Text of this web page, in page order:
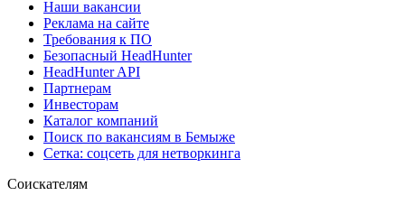
Наши вакансии
Реклама на сайте
Требования к ПО
Безопасный HeadHunter
HeadHunter API
Партнерам
Инвесторам
Каталог компаний
Поиск по вакансиям в Бемыже
Сетка: соцсеть для нетворкинга
Соискателям